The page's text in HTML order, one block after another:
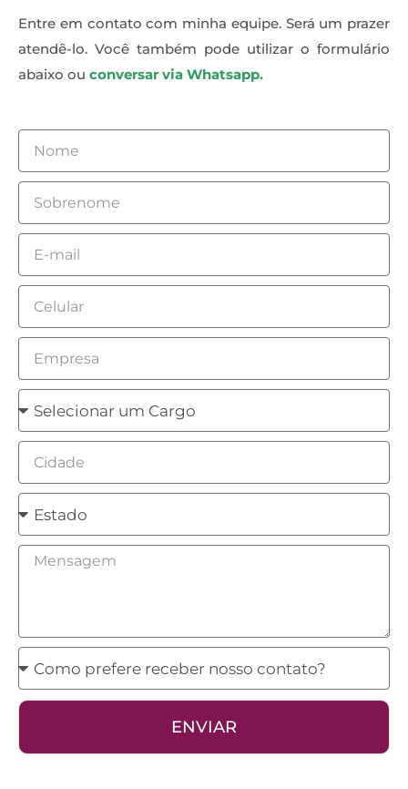
Entre em contato com minha equipe. Será um prazer
atendê-lo. Você também pode utilizar o formulário
abaixo ou conversar via Whatsapp.
Nome
Sobrenome
Email
Celular
Empresa
Cargo
Cidade
Estado
Mensagem
Como
prefere
receber
ENVIAR